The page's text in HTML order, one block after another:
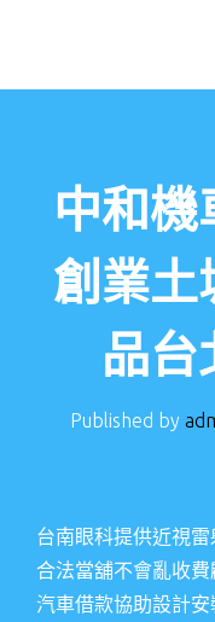
中和機
創業土
品台
Published by
台南眼科提供近視
合法當舖不會亂收費
汽車借款協助設計